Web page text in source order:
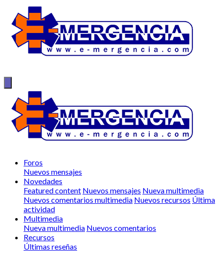
Foros
Nuevos mensajes
Novedades
Featured content Nuevos mensajes Nueva multimedia
Nuevos comentarios multimedia Nuevos recursos Última
actividad
Multimedia
Nueva multimedia Nuevos comentarios
Recursos
Últimas reseñas